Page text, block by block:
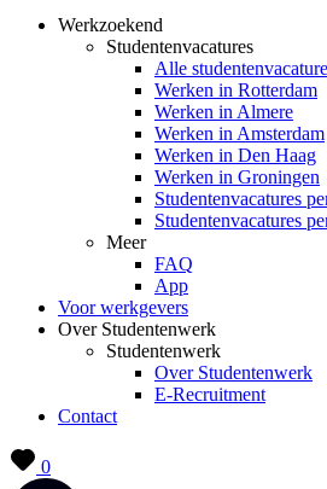
Werkzoekend
Studentenvacatures
Alle
Werken in Rotterdam
Werken in Almere
Werken in Amsterdam
Werken in Den Haag
Werken in Groningen
Studentenvacatures
Studentenvacatures
Meer
FAQ
App
Voor werkgevers
Over Studentenwerk
Studentenwerk
Over Studentenwerk
E-Recruitment
Contact
0